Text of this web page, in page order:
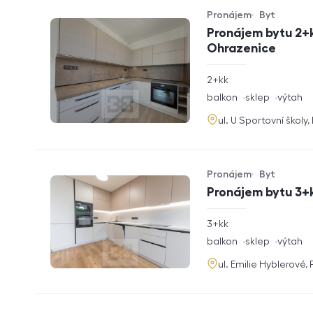
Pronájem bytu
Ohrazenice
Typ nabídky
Pronájem
Typ nemovitosti
Byt
rozměry
2+kk
funkce
balkon sklep výtah
adresa
ul. U Sportovní
Pronájem bytu
Typ nabídky
Pronájem
Typ nemovitosti
Byt
rozměry
3+kk
funkce
balkon sklep výtah
adresa
ul. Emilie Hyblerové,